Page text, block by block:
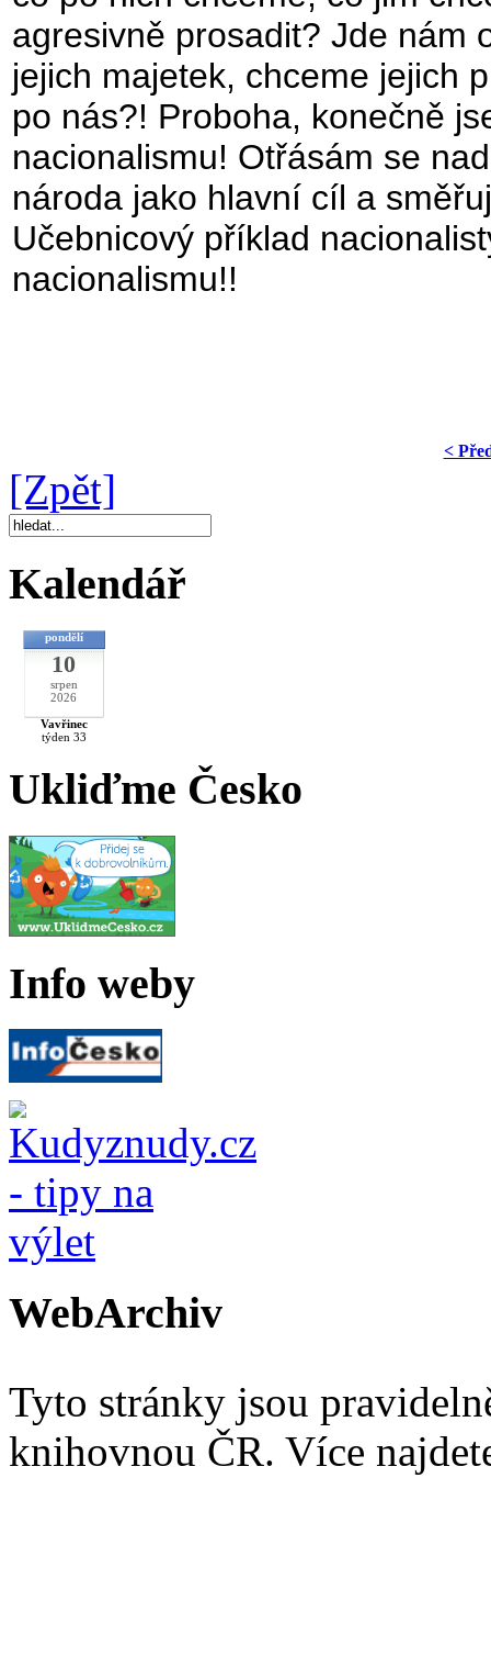
agresivně prosadit? Jde nám
jejich majetek, chceme jejich
po nás?! Proboha, konečně
nacionalismu! Otřásám se
národa jako hlavní cíl a
Učebnicový příklad
nacionalismu!!
<
[Zpět]
Kalendář
pondělí
10
srpen
2026
Vavřinec
týden 33
Ukliďme Česko
Info weby
WebArchiv
Tyto stránky jsou
knihovnou ČR. Více